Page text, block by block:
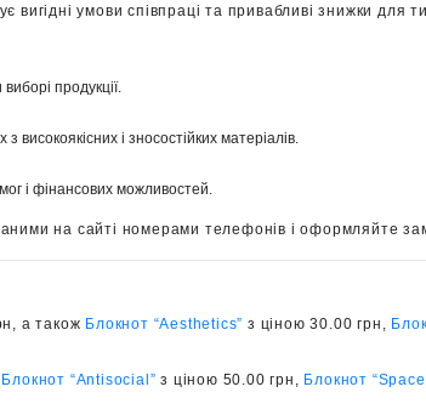
умови співпраці та привабливі знижки для
продукції.
і зносостійких матеріалів.
і фінансових можливостей.
на сайті номерами телефонів і оформляйте
а також Блокнот “Aesthetics” з ціною 30.00 грн,
Блокнот “Antisocial” з ціною 50.00 грн, Блокнот